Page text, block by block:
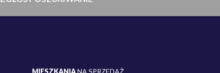
MIESZKANIANA SPRZEDAŻ